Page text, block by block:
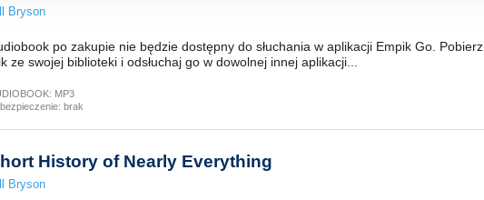
Bryson
po zakupie nie będzie dostępny do słuchania w aplikacji Empik Go. Pobierz
ze swojej biblioteki i odsłuchaj go w dowolnej innej aplikacji...
MP3
brak
History of Nearly Everything
Bryson